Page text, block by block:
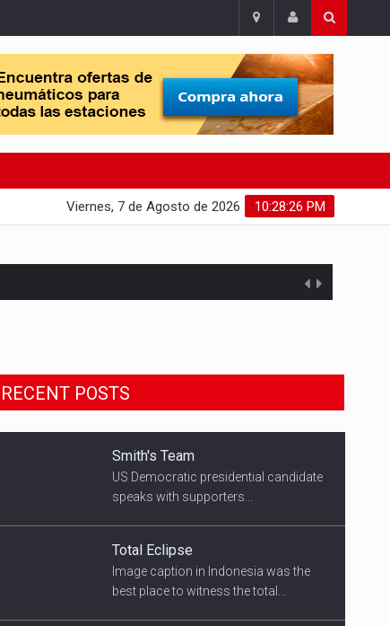
10:28:27 PM
Viernes, 7 de Agosto de 2026
RECENT POSTS
Smith's Team
US Democratic presidential candidate
speaks with supporters...
Total Eclipse
Image caption in Indonesia was the
best place to witness the total...